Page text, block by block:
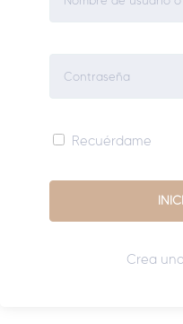
Recuérdame
Crea